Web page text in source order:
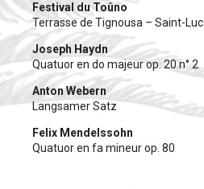
Festival du Toûno
Terrasse de Tignousa – Saint-Luc
Joseph Haydn
Quatuor en do majeur op. 20 n° 2
Anton Webern
Langsamer Satz
Felix Mendelssohn
Quatuor en fa mineur op. 80